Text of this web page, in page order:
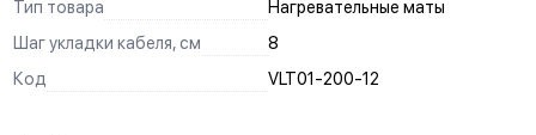
Тип товара
Нагревательные маты
Шаг укладки кабеля, см
8
Код
VLT01-200-12